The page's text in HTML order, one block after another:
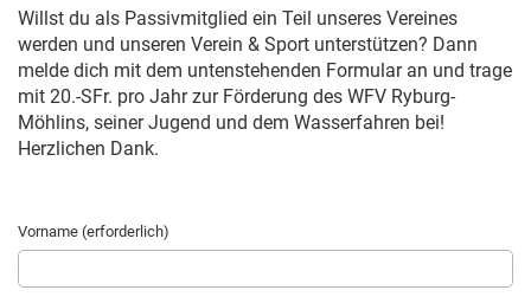
Willst du als Passivmitglied ein Teil unseres Vereines
werden und unseren Verein & Sport unterstützen? Dann
melde dich mit dem untenstehenden Formular an und trage
mit 20.-SFr. pro Jahr zur Förderung des WFV Ryburg-
Möhlins, seiner Jugend und dem Wasserfahren bei!
Herzlichen Dank.
Vorname (erforderlich)